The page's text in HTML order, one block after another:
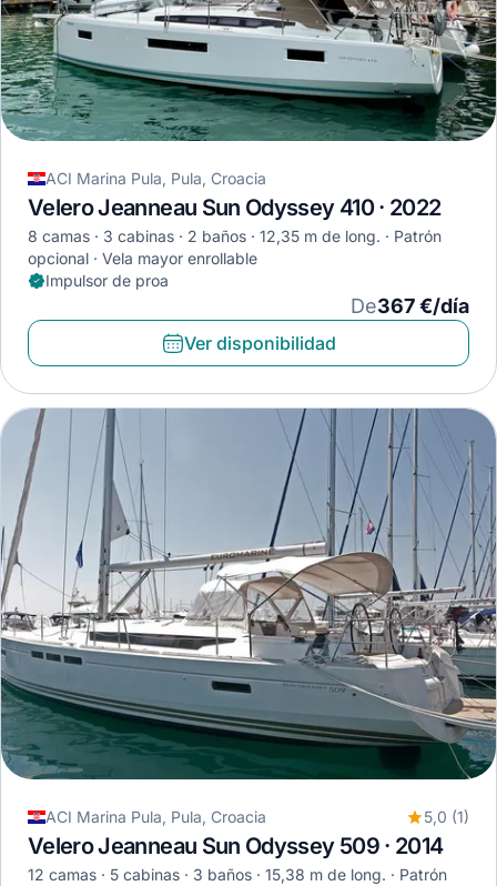
ACI Marina Pula, Pula, Croacia
Velero Jeanneau Sun Odyssey 410 · 2022
8 camas 3 cabinas 2 baños 12,35 m de long.
Patrón
opcional
Vela mayor enrollable
Impulsor de proa
De367 €/día
Ver disponibilidad
ACI Marina Pula, Pula, Croacia 5,0 (1)
Velero Jeanneau Sun Odyssey 509 · 2014
12 camas 5 cabinas 3 baños 15,38 m de long.
Patrón